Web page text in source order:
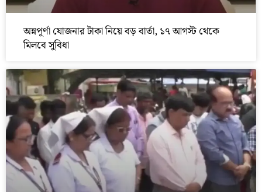
অন্নপূর্ণা যোজনার টাকা নিয়ে বড় বার্তা, ১৭ আগস্ট থেকে
মিলবে সুবিধা